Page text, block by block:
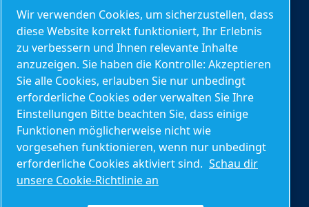
Steuerungen und Konnektivität
Ersatzteile und Kundendienst
Ersatzteile
Wartungspläne
Optimierung
AIRnet Rohrleitungssystem
Konnektivität (ICONS)
Wir verwenden Cookies, um sicherzustellen, dass
diese Website korrekt funktioniert, Ihr Erlebnis
zu verbessern und Ihnen relevante Inhalte
anzuzeigen. Sie haben die Kontrolle: Akzeptieren
Sie alle Cookies, erlauben Sie nur unbedingt
erforderliche Cookies oder verwalten Sie Ihre
Einstellungen Bitte beachten Sie, dass einige
Funktionen möglicherweise nicht wie
vorgesehen funktionieren, wenn nur unbedingt
erforderliche Cookies aktiviert sind. Schau dir
unsere Cookie-Richtlinie an